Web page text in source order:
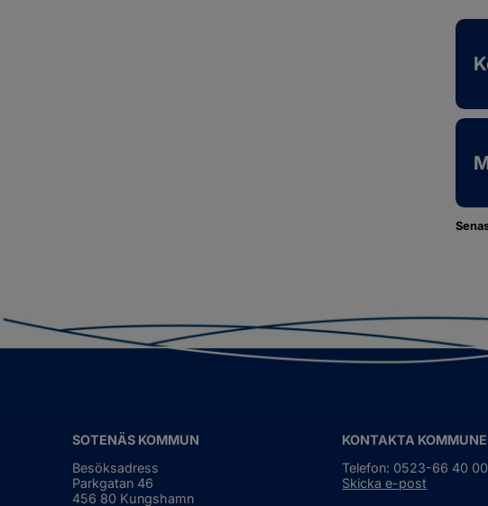
SOTENÄS KOMMUN
Besöksadress
Parkgatan 46
456 80 Kungshamn
KONTAKTA
Telefon: 0523-66 40 00
Skicka e-post